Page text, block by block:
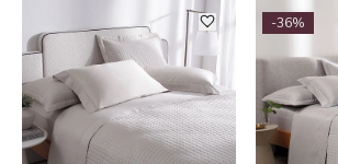
-36%